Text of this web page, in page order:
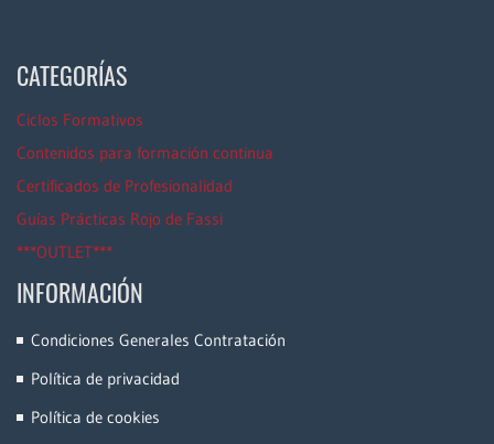
CATEGORÍAS
Ciclos Formativos
Contenidos para formación continua
Certificados de Profesionalidad
Guías Prácticas Rojo de Fassi
***OUTLET***
INFORMACIÓN
Condiciones Generales Contratación
Política de privacidad
Política de cookies